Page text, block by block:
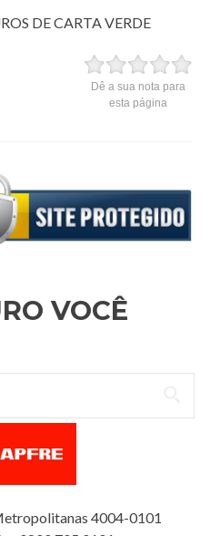
DE CARTA VERDE
Dê a sua nota para
esta página
VOCÊ
4004-0101